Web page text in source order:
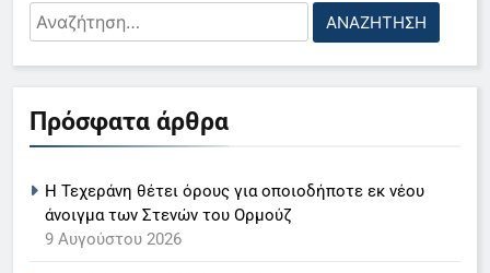
Αναζήτηση
για:
Πρόσφατα άρθρα
Η Τεχεράνη θέτει όρους για οποιοδήποτε εκ νέου
άνοιγμα των Στενών του Ορμούζ
9 Αυγούστου 2026
5
Ο Παναγιώτης Στάθης στο
ειδήσεων της ΕΡΤ
LIFESTYLE-MEDIA